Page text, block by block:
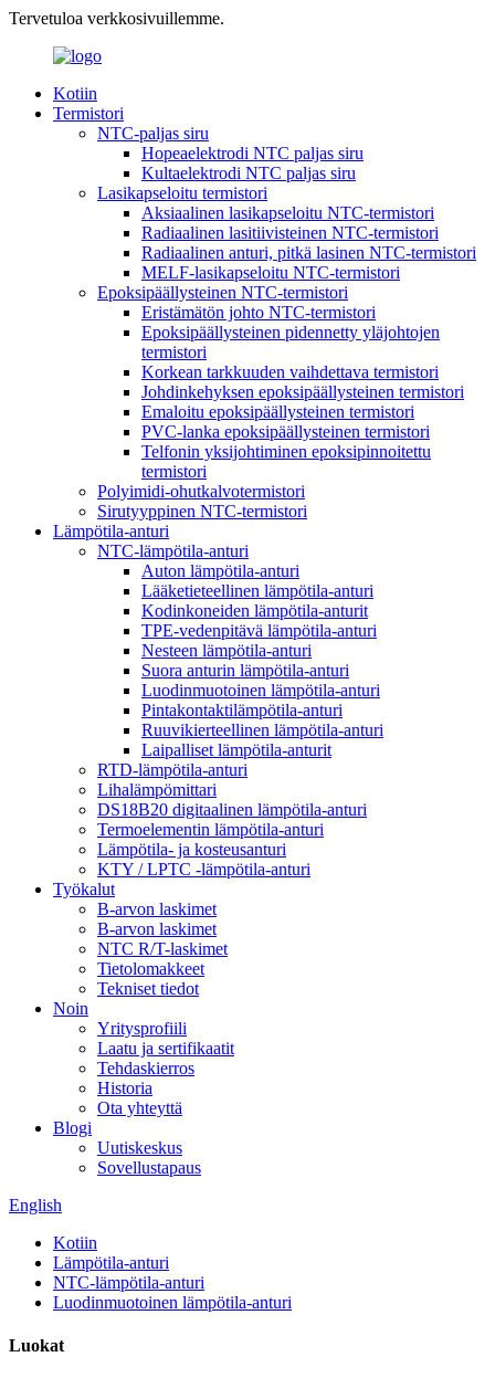
Tervetuloa verkkosivuillemme.
Kotiin
Termistori
NTC-paljas siru
Hopeaelektrodi NTC paljas siru
Kultaelektrodi NTC paljas siru
Lasikapseloitu termistori
Aksiaalinen lasikapseloitu NTC-termistori
Radiaalinen lasitiivisteinen NTC-termistori
Radiaalinen anturi, pitkä lasinen NTC-termistori
MELF-lasikapseloitu NTC-termistori
Epoksipäällysteinen NTC-termistori
Eristämätön johto NTC-termistori
Epoksipäällysteinen pidennetty yläjohtojen
termistori
Korkean tarkkuuden vaihdettava termistori
Johdinkehyksen epoksipäällysteinen termistori
Emaloitu epoksipäällysteinen termistori
PVC-lanka epoksipäällysteinen termistori
Telfonin yksijohtiminen epoksipinnoitettu
termistori
Polyimidi-ohutkalvotermistori
Sirutyyppinen NTC-termistori
Lämpötila-anturi
NTC-lämpötila-anturi
Auton lämpötila-anturi
Lääketieteellinen lämpötila-anturi
Kodinkoneiden lämpötila-anturit
TPE-vedenpitävä lämpötila-anturi
Nesteen lämpötila-anturi
Suora anturin lämpötila-anturi
Luodinmuotoinen lämpötila-anturi
Pintakontaktilämpötila-anturi
Ruuvikierteellinen lämpötila-anturi
Laipalliset lämpötila-anturit
RTD-lämpötila-anturi
Lihalämpömittari
DS18B20 digitaalinen lämpötila-anturi
Termoelementin lämpötila-anturi
Lämpötila- ja kosteusanturi
KTY / LPTC -lämpötila-anturi
Työkalut
B-arvon laskimet
B-arvon laskimet
NTC R/T-laskimet
Tietolomakkeet
Tekniset tiedot
Noin
Yritysprofiili
Laatu ja sertifikaatit
Tehdaskierros
Historia
Ota yhteyttä
Blogi
Uutiskeskus
Sovellustapaus
English
Kotiin
Lämpötila-anturi
NTC-lämpötila-anturi
Luodinmuotoinen lämpötila-anturi
Luokat